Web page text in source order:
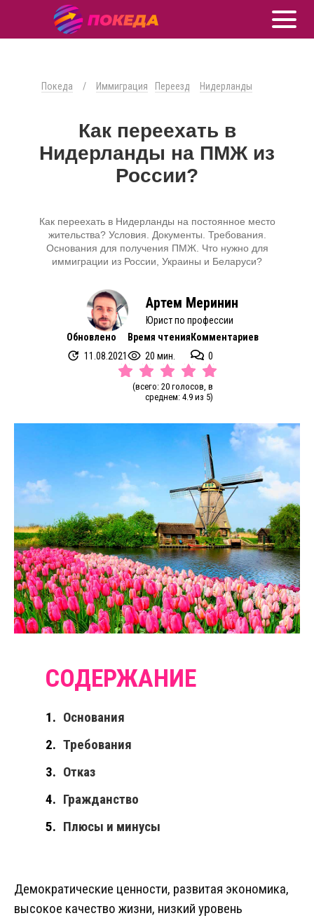
Покеда / Иммиграция Переезд Нидерланды
Как переехать в
Нидерланды на ПМЖ из
России?
Как переехать в Нидерланды на постоянное место
жительства? Условия. Документы. Требования.
Основания для получения ПМЖ. Что нужно для
иммиграции из России, Украины и Беларуси?
Артем Меринин
Юрист по профессии
Обновлено
11.08.2021
Время чтения
20 мин.
Комментариев
0
(всего: 20 голосов, в
среднем: 4.9 из 5)
Основания
Требования
Отказ
Гражданство
Плюсы и минусы
Демократические ценности, развитая экономика,
высокое качество жизни, низкий уровень